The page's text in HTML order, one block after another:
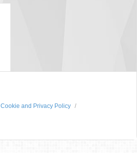
Cookie and Privacy Policy